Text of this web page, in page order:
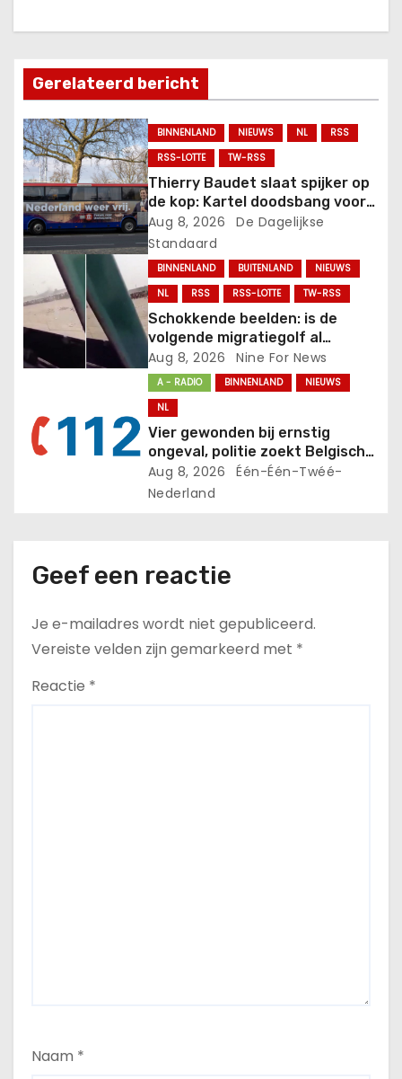
t
n
a
v
i
g
a
t
i
Gerelateerd bericht
BINNENLAND NIEUWS NL
RSS
RSS-LOTTE
TW-RSS
Thierry Baudet slaat spijker op
de kop: Kartel doodsbang voor
succes van FVD-school.
Aug 8, 2026
De Dagelijkse
Standaard
BINNENLAND BUITENLAND
NIEUWS
NL
RSS RSS-LOTTE TW-RSS
Schokkende beelden: is de
volgende migratiegolf al
onderweg?.
Aug 8, 2026 Nine For News
A - RADIO BINNENLAND
NIEUWS
NL
Vier gewonden bij ernstig
ongeval, politie zoekt Belgische
brandweerman
Aug 8, 2026
Één-Één-Twéé-
Nederland
Geef een reactie
Je e-mailadres wordt niet gepubliceerd.
Vereiste velden zijn gemarkeerd met *
Reactie *
Naam *